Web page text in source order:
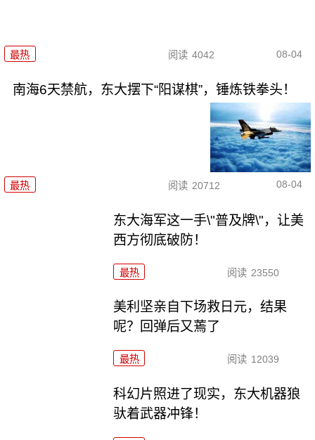
最热 阅读 4042 08-04
南海6天禁航，东大摆下“阳谋棋”，锤炼铁拳头！
最热 阅读 20712 08-04
东大海军这一手\"普及牌\"，让美
西方彻底破防！
最热 阅读 23550
美利坚亲自下场救日元，结果
呢？回弹后又蔫了
最热 阅读 12039
科幻片照进了现实，东大机器狼
驮着武器冲锋！